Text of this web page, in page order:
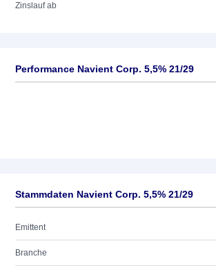
Zinslauf ab
Performance Navient Corp. 5,5% 21/29
Stammdaten Navient Corp. 5,5% 21/29
Emittent
Branche